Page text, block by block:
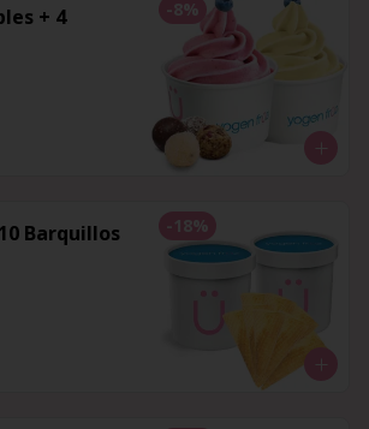
-8%
+ 4
-18%
Barquillos